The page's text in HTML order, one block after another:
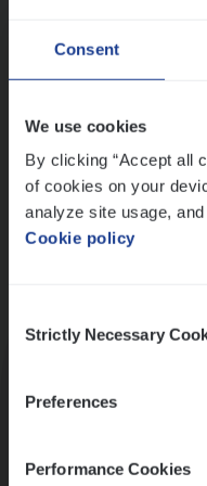
Consent
We use cookies
By clicking “Accept all
of cookies on your
analyze site usage,
Cookie policy
Selection
Strictly Necessary
Preferences
Performance Cookies
Ons